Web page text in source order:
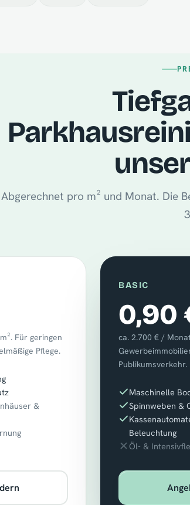
Abgerechnet pro m² und Monat. Die
Für geringen
Pflege.
&
BASIC
0,90
ca. 2.700 € /
Publikumsverkehr.
Maschinelle
Spinnweben &
Beleuchtung
Öl- &